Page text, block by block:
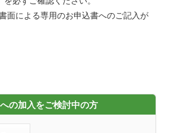
面による専用のお申込書へのご記入が
の加入をご検討中の方